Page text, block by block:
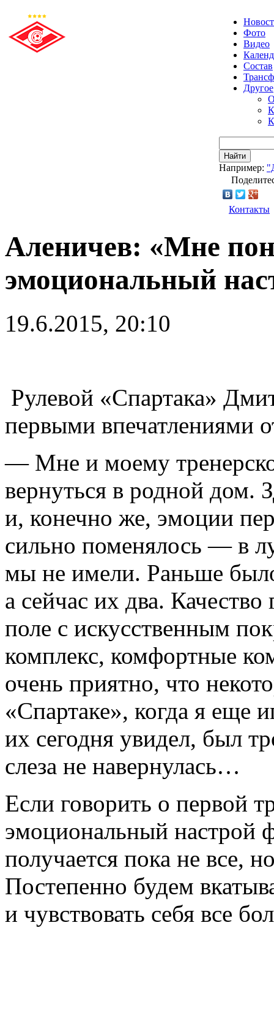
Фото
Видео
Состав
Другое
Найти
Например:
Контакты
Аленичев: «Мне
эмоциональный
19.6.2015, 20:10
Рулевой «Спартака»
первыми впечатлениями
— Мне и моему
вернуться в родной дом.
и, конечно же, эмоции
сильно поменялось — в
мы не имели. Раньше
а сейчас их два.
поле с искусственным
комплекс, комфортные
очень приятно, что
«Спартаке», когда я еще
их сегодня увидел, был
слеза не навернулась…
Если говорить о первой
эмоциональный настрой
получается пока не все,
Постепенно будем
и чувствовать себя все